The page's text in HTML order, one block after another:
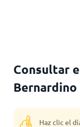
Consultar
Haz clic el